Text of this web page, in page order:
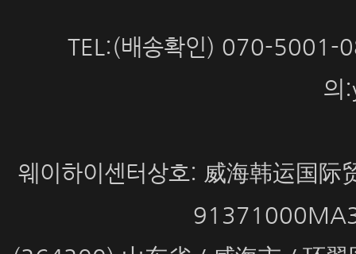
TEL:(배송확인) 070-
의
웨이하이센터상호: 威海韩运国